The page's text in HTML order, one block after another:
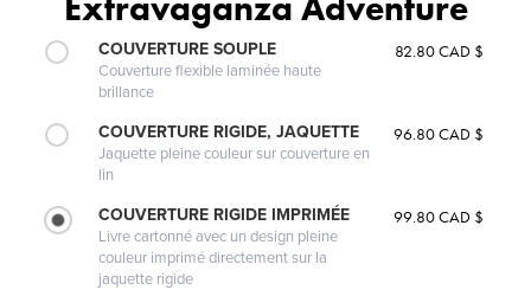
COUVERTURE SOUPLE
Couverture flexible laminée haute
brillance
82.80 CAD $
COUVERTURE RIGIDE, JAQUETTE
Jaquette pleine couleur sur couverture en
lin
96.80 CAD $
COUVERTURE RIGIDE IMPRIMÉE
Livre cartonné avec un design pleine
couleur imprimé directement sur la
jaquette rigide
99.80 CAD $